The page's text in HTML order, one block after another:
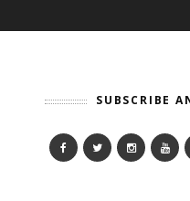
SUBSCRIBE